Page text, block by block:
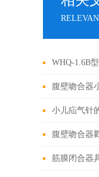
WHQ-1.6B
计原理与应
腹壁吻合器
小儿疝气针
腹壁吻合器
法
筋膜闭合器